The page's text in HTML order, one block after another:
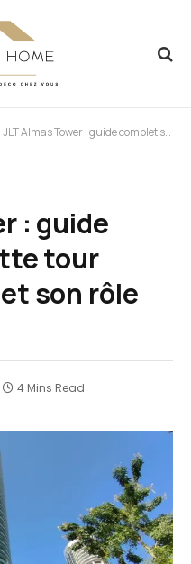
JLT Almas Tower : guide complet sur cette tour emblématique et son rôle économique
: guide
tour
son rôle
4 Mins Read